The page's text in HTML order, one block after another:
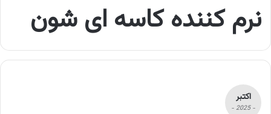
نرم کننده کاسه ای شون
اکتبر
- 2025 -